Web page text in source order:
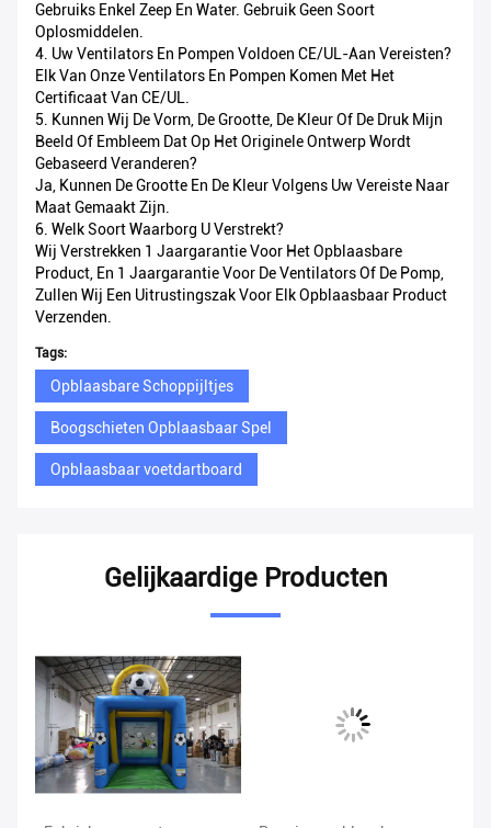
Gebruiks Enkel Zeep En Water. Gebruik Geen Soort
Oplosmiddelen.
4. Uw Ventilators En Pompen Voldoen CE/UL-Aan Vereisten?
Elk Van Onze Ventilators En Pompen Komen Met Het
Certificaat Van CE/UL.
5. Kunnen Wij De Vorm, De Grootte, De Kleur Of De Druk Mijn
Beeld Of Embleem Dat Op Het Originele Ontwerp Wordt
Gebaseerd Veranderen?
Ja, Kunnen De Grootte En De Kleur Volgens Uw Vereiste Naar
Maat Gemaakt Zijn.
6. Welk Soort Waarborg U Verstrekt?
Wij Verstrekken 1 Jaargarantie Voor Het Opblaasbare
Product, En 1 Jaargarantie Voor De Ventilators Of De Pomp,
Zullen Wij Een Uitrustingszak Voor Elk Opblaasbaar Product
Verzenden.
Tags:
Opblaasbare Schoppijltjes
Boogschieten Opblaasbaar Spel
Opblaasbaar voetdartboard
Gelijkaardige Producten